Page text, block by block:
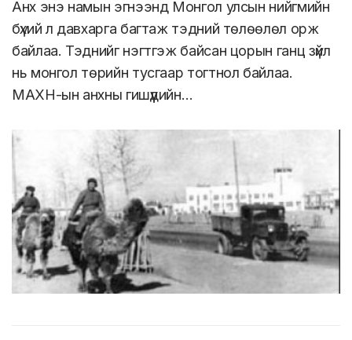
Анх энэ намын эгнээнд Монгол улсын нийгмийн
бүхий л давхарга багтаж тэдний төлөөлөл орж
байлаа. Тэднийг нэгтгэж байсан цорын ганц зүйл
нь монгол төрийн тусгаар тогтнол байлаа.
МАХН-ын анхны гишүүдийн…